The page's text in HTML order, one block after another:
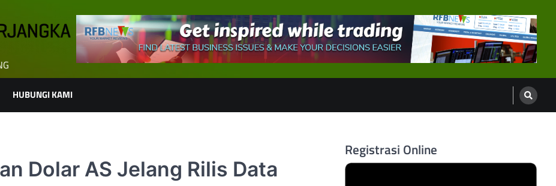
HUBUNGI KAMI
Dolar AS Jelang Rilis Data
Registrasi Online